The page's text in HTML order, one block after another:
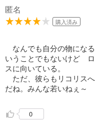
匿名
購入済み
なんでも自分の物にな
いうことでもないけど
スに向いている。
ただ、彼らもリコリス
だね。みんな若いねぇ～
0